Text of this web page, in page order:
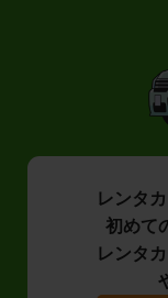
レンタ
初めて
レンタ